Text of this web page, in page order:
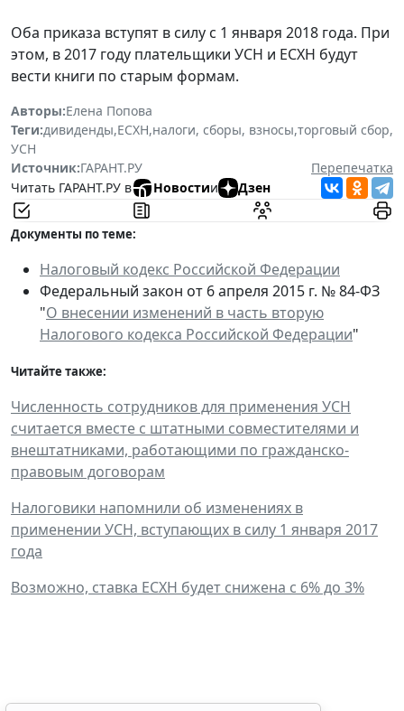
Оба приказа вступят в силу с 1 января 2018 года. При
этом, в 2017 году плательщики УСН и ЕСХН будут
вести книги по старым формам.
Авторы:Елена Попова
Теги:дивиденды,ЕСХН,налоги, сборы, взносы,торговый сбор,
УСН
Источник:ГАРАНТ.РУ
Перепечатка
Читать ГАРАНТ.РУ в
Новостии Дзен
Документы по теме:
Налоговый кодекс Российской Федерации
Федеральный закон от 6 апреля 2015 г. № 84-ФЗ
"О внесении изменений в часть вторую
Налогового кодекса Российской Федерации"
Читайте также:
Численность сотрудников для применения УСН
считается вместе с штатными совместителями и
внештатниками, работающими по гражданско-
правовым договорам
Налоговики напомнили об изменениях в
применении УСН, вступающих в силу 1 января 2017
года
Возможно, ставка ЕСХН будет снижена с 6% до 3%